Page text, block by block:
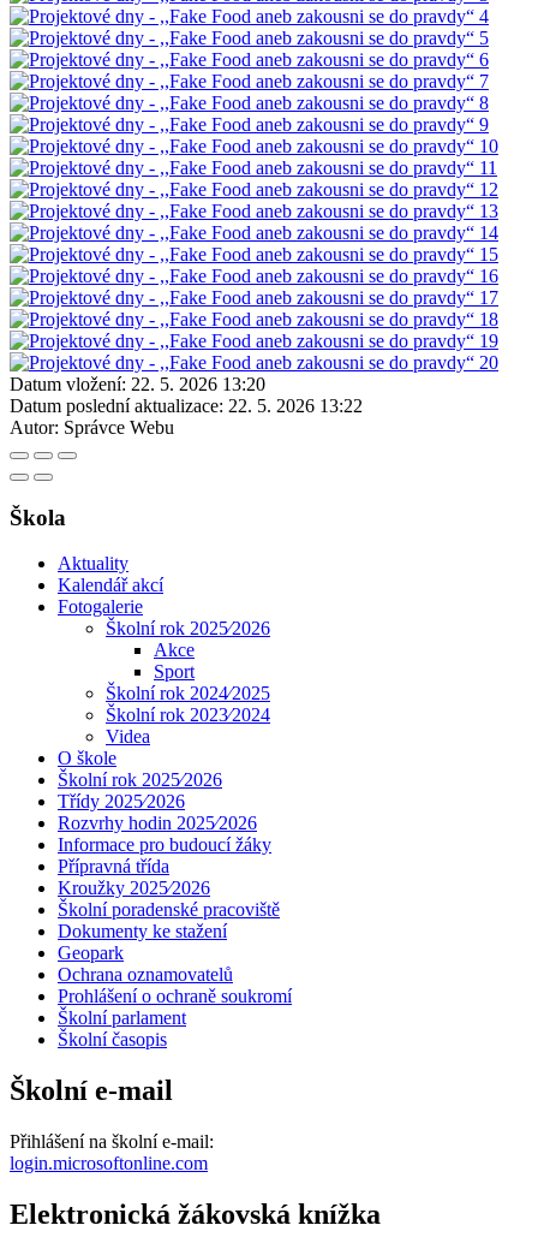
Datum vložení: 22. 5. 2026 13:20
Datum poslední aktualizace: 22. 5. 2026 13:22
Autor: Správce Webu
Škola
Aktuality
Kalendář akcí
Fotogalerie
Školní rok 2025⁄2026
Akce
Sport
Školní rok 2024⁄2025
Školní rok 2023⁄2024
Videa
O škole
Školní rok 2025⁄2026
Třídy 2025⁄2026
Rozvrhy hodin 2025⁄2026
Informace pro budoucí žáky
Přípravná třída
Kroužky 2025⁄2026
Školní poradenské pracoviště
Dokumenty ke stažení
Geopark
Ochrana oznamovatelů
Prohlášení o ochraně soukromí
Školní parlament
Školní časopis
Školní e-mail
Přihlášení na školní e-mail:
login.microsoftonline.com
Elektronická žákovská knížka